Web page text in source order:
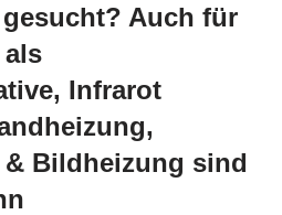
Auch für
Infrarot
Bildheizung sind